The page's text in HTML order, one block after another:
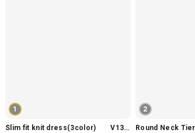
1
Slim fit knit dress(3color) V1330
2